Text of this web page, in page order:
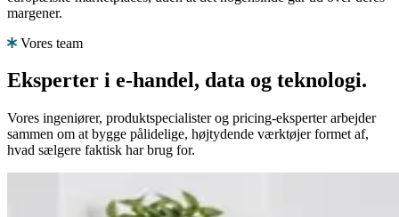
margener.
Vores team
Eksperter i e-handel, data og teknologi.
Vores ingeniører, produktspecialister og pricing-eksperter arbejder
sammen om at bygge pålidelige, højtydende værktøjer formet af,
hvad sælgere faktisk har brug for.